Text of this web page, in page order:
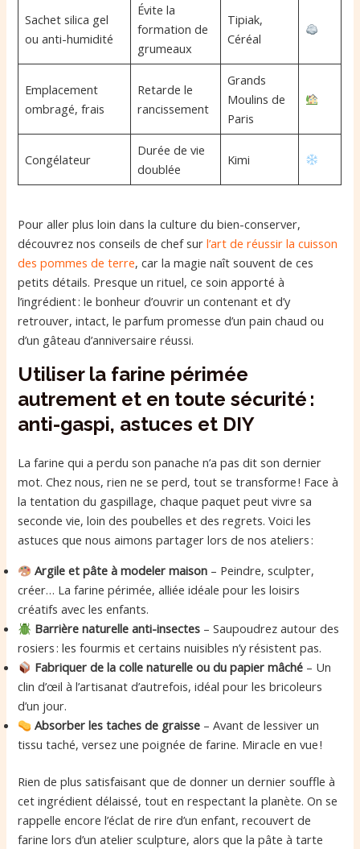
Sachet silica gel
ou anti-humidité
Évite la
formation de
grumeaux
Tipiak,
Céréal
Emplacement
ombragé, frais
Retarde le
rancissement
Grands
Moulins de
Paris
Congélateur
Durée de vie
doublée
Kimi
Pour aller plus loin dans la culture du bien-conserver,
découvrez nos conseils de chef surl’art de réussir la cuisson
des pommes de terre, car la magie naît souvent de ces
petits détails. Presque un rituel, ce soin apporté à
l’ingrédient : le bonheur d’ouvrir un contenant et d’y
retrouver, intact, le parfum promesse d’un pain chaud ou
d’un gâteau d’anniversaire réussi.
Utiliser la farine périmée
autrement et en toute sécurité :
anti-gaspi, astuces et DIY
La farine qui a perdu son panache n’a pas dit son dernier
mot. Chez nous, rien ne se perd, tout se transforme ! Face à
la tentation du gaspillage, chaque paquet peut vivre sa
seconde vie, loin des poubelles et des regrets. Voici les
astuces que nous aimons partager lors de nos ateliers :
Argile et pâte à modeler maison – Peindre, sculpter,
créer… La farine périmée, alliée idéale pour les loisirs
créatifs avec les enfants.
Barrière naturelle anti-insectes – Saupoudrez autour des
rosiers : les fourmis et certains nuisibles n’y résistent pas.
Fabriquer de la colle naturelle ou du papier mâché – Un
clin d’œil à l’artisanat d’autrefois, idéal pour les bricoleurs
d’un jour.
Absorber les taches de graisse – Avant de lessiver un
tissu taché, versez une poignée de farine. Miracle en vue !
Rien de plus satisfaisant que de donner un dernier souffle à
cet ingrédient délaissé, tout en respectant la planète. On se
rappelle encore l’éclat de rire d’un enfant, recouvert de
farine lors d’un atelier sculpture, alors que la pâte à tarte